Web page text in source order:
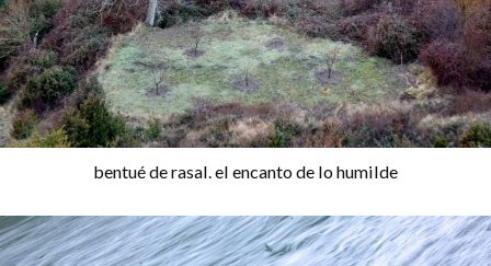
bentué de rasal. el encanto de lo humilde